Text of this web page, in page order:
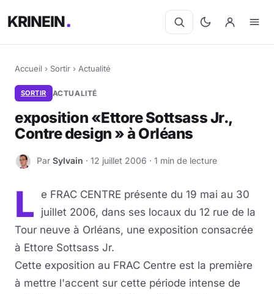
KRINEIN
Accueil › Sortir › Actualité
SORTIR ACTUALITÉ
exposition «Ettore Sottsass Jr.,
Contre design » à Orléans
S Par Sylvain · 12 juillet 2006 · 1 min de lecture
L
e FRAC CENTRE présente du 19 mai au 30
juillet 2006, dans ses locaux du 12 rue de la
Tour neuve à Orléans, une exposition consacrée
à Ettore Sottsass Jr.
Cette exposition au FRAC Centre est la première
à mettre l'accent sur cette période intense de